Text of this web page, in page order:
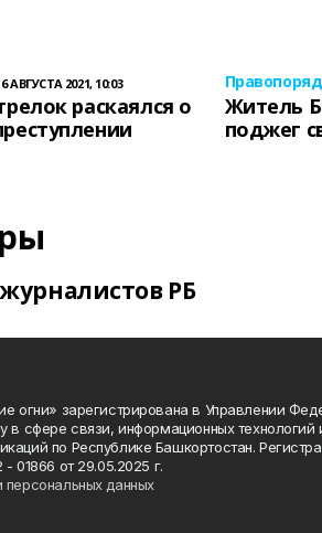
6 АВГУСТА 2021, 10:03
раскаялся о
Житель
поджег
РБ
огни» зарегистрирована в Управлении
в сфере связи, информационных технологий
по Республике Башкортостан.
от 29.05.2025 г.
данных